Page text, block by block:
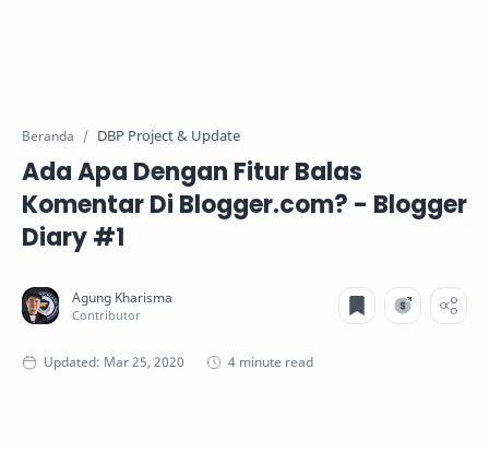
Beranda DBP Project & Update
Ada Apa Dengan Fitur Balas
Komentar Di Blogger.com? - Blogger
Diary #1
4 minute read